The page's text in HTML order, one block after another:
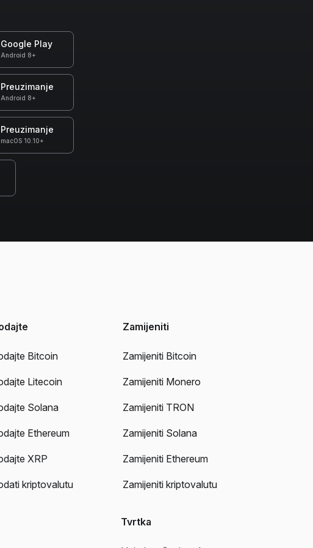
Google Play
Android 8+
Preuzimanje
Android 8+
Preuzimanje
macOS 10.10+
Bitcoin
Litecoin
Solana
Ethereum
XRP
kriptovalutu
Zamijeniti
Zamijeniti Bitcoin
Zamijeniti Monero
Zamijeniti TRON
Zamijeniti Solana
Zamijeniti Ethereum
Zamijeniti kriptovalutu
Tvrtka